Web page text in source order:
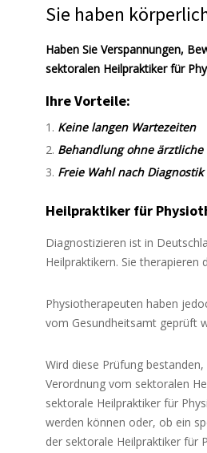
Sie haben
Haben Sie Verspannungen,
sektoralen Heilpraktiker für
Ihre Vorteile:
Keine langen Wartezeiten
Behandlung ohne
Freie Wahl nach
Heilpraktiker für
Diagnostizieren ist in
Heilpraktikern. Sie therapieren
Physiotherapeuten haben
vom Gesundheitsamt geprüft
Wird diese Prüfung
Verordnung vom sektoralen
sektorale Heilpraktiker für
werden können oder, ob ein
der sektorale Heilpraktiker für